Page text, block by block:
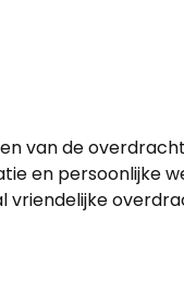
van de
en persoonlijke